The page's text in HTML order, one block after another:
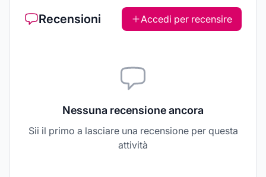
Recensioni Accedi per recensire
Nessuna recensione ancora
Sii il primo a lasciare una recensione per questa
attività